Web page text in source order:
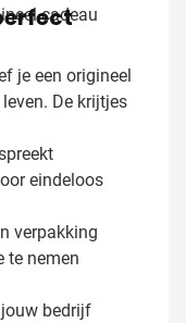
cadeau
je een origineel
De krijtjes
eindeloos
verpakking
te nemen
bedrijf